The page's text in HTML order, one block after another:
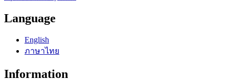
Language
English
ภาษาไทย
Information